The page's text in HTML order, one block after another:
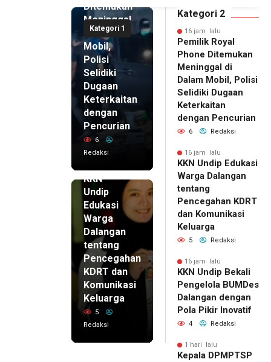
Kategori 1
Ditemukan
Meninggal
di Dalam
Mobil,
Polisi
Selidiki
Dugaan
Keterkaitan
dengan
Pencurian
6
Redaksi
KKN
Undip
Edukasi
Warga
Dalangan
tentang
Pencegahan
KDRT dan
Komunikasi
Keluarga
5
Redaksi
Kategori 2
16 jam lalu
Pemilik Royal
Phone Ditemukan
Meninggal di
Dalam Mobil, Polisi
Selidiki Dugaan
Keterkaitan
dengan Pencurian
6 Redaksi
16 jam lalu
KKN Undip Edukasi
Warga Dalangan
tentang
Pencegahan KDRT
dan Komunikasi
Keluarga
5 Redaksi
16 jam lalu
KKN Undip Bekali
Pengelola BUMDes
Dalangan dengan
Pola Pikir Inovatif
4 Redaksi
1 hari lalu
Kepala DPMPTSP